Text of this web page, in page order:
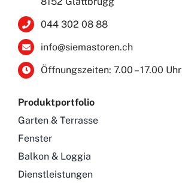
044 302 08 88
info@siemastoren.ch
Öffnungszeiten: 7.00 – 17.00 Uhr
Produktportfolio
Garten & Terrasse
Fenster
Balkon & Loggia
Dienstleistungen